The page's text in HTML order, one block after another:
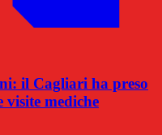
il Cagliari ha preso
mediche